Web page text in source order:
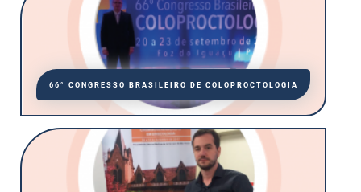
66° CONGRESSO BRASILEIRO DE COLOPROCTOLOGIA